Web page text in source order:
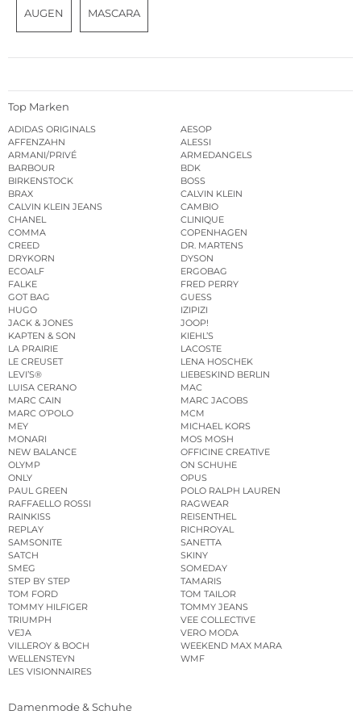
AUGEN MASCARA
Top Marken
ADIDAS ORIGINALS
AESOP
AFFENZAHN
ALESSI
ARMANI/PRIVÉ
ARMEDANGELS
BARBOUR
BDK
BIRKENSTOCK
BOSS
BRAX
CALVIN KLEIN
CALVIN KLEIN JEANS
CAMBIO
CHANEL
CLINIQUE
COMMA
COPENHAGEN
CREED
DR. MARTENS
DRYKORN
DYSON
ECOALF
ERGOBAG
FALKE
FRED PERRY
GOT BAG
GUESS
HUGO
IZIPIZI
JACK & JONES
JOOP!
KAPTEN & SON
KIEHL’S
LA PRAIRIE
LACOSTE
LE CREUSET
LENA HOSCHEK
LEVI’S®
LIEBESKIND BERLIN
LUISA CERANO
MAC
MARC CAIN
MARC JACOBS
MARC O’POLO
MCM
MEY
MICHAEL KORS
MONARI
MOS MOSH
NEW BALANCE
OFFICINE CREATIVE
OLYMP
ON SCHUHE
ONLY
OPUS
PAUL GREEN
POLO RALPH LAUREN
RAFFAELLO ROSSI
RAGWEAR
RAINKISS
REISENTHEL
REPLAY
RICHROYAL
SAMSONITE
SANETTA
SATCH
SKINY
SMEG
SOMEDAY
STEP BY STEP
TAMARIS
TOM FORD
TOM TAILOR
TOMMY HILFIGER
TOMMY JEANS
TRIUMPH
VEE COLLECTIVE
VEJA
VERO MODA
VILLEROY & BOCH
WEEKEND MAX MARA
WELLENSTEYN
WMF
LES VISIONNAIRES
Damenmode & Schuhe